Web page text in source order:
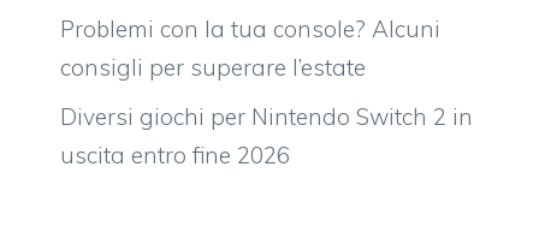
Problemi con la tua console? Alcuni
consigli per superare l’estate
Diversi giochi per Nintendo Switch 2 in
uscita entro fine 2026